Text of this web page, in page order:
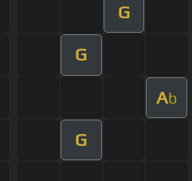
G
G
Ab
G